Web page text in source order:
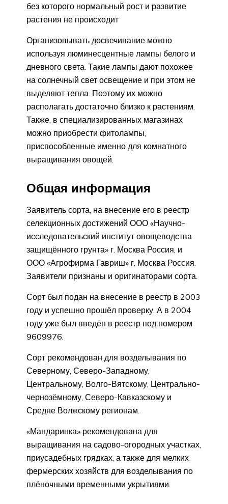
без которого нормальный рост и развитие
растения не происходит
Организовывать досвечивание можно
используя люминесцентные лампы белого и
дневного света. Такие лампы дают похожее
на солнечный свет освещение и при этом не
выделяют тепла. Поэтому их можно
располагать достаточно близко к растениям.
Также, в специализированных магазинах
можно приобрести фитолампы,
приспособленные именно для комнатного
выращивания овощей.
Общая информация
Заявитель сорта, на внесение его в реестр
селекционных достижений ООО «Научно-
исследовательский институт овощеводства
защищённого грунта» г. Москва Россия, и
ООО «Агрофирма Гавриш» г. Москва Россия.
Заявители признаны и оригинаторами сорта.
Сорт был подан на внесение в реестр в 2003
году и успешно прошёл проверку. А в 2004
году уже был введён в реестр под номером
9609976.
Сорт рекомендован для возделывания по
Северному, Северо-Западному,
Центральному, Волго-Вятскому, Центрально-
чернозёмному, Северо-Кавказскому и
Средне Волжскому регионам.
«Мандаринка» рекомендована для
выращивания на садово-огородных участках,
приусадебных грядках, а также для мелких
фермерских хозяйств для возделывания по
плёночными временными укрытиями.